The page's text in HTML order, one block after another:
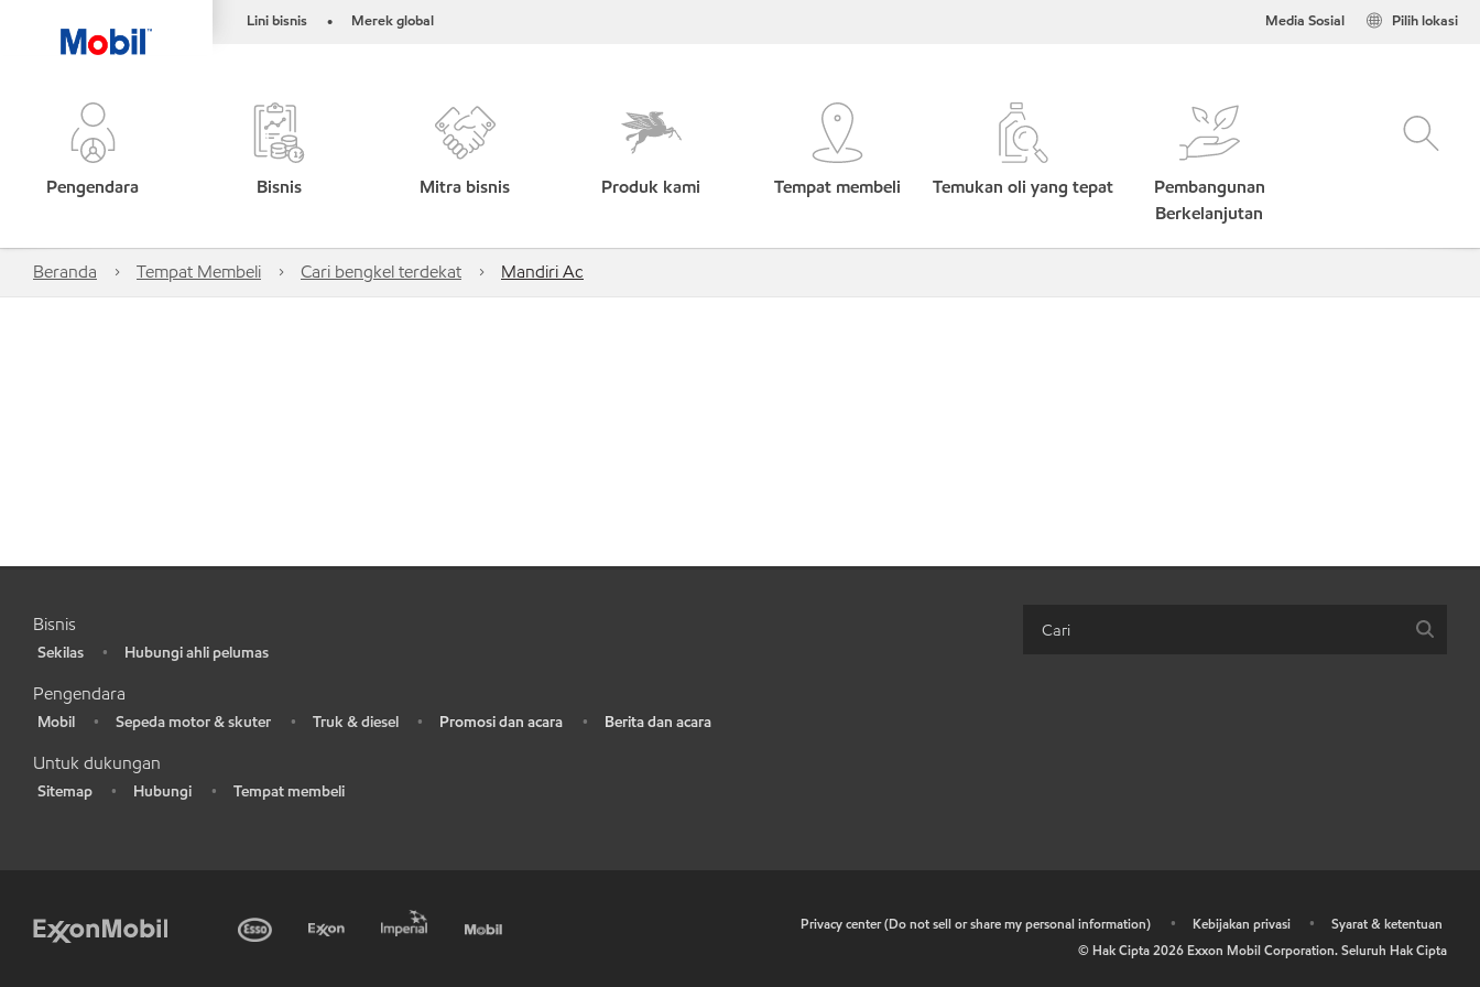
Lini bisnis • Merek global Pilih lokasi
Media Sosial
Pengendara Bisnis Mitra bisnis Produk kami Tempat membeli Temukan oli yang tepat
Pembangunan
Berkelanjutan
Beranda Tempat Membeli Cari bengkel terdekat Mandiri Ac
Bisnis
Sekilas • Hubungi ahli pelumas
Pengendara
Mobil • Sepeda motor & skuter • Truk & diesel • Promosi dan acara • Berita dan acara
Untuk dukungan
Sitemap • Hubungi • Tempat membeli
Privacy center (Do not sell or share my personal information) • Kebijakan privasi •
Syarat & ketentuan
© Hak Cipta2026 Exxon Mobil Corporation. Seluruh Hak Cipta